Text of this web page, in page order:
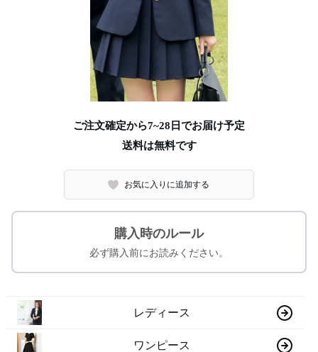
ご注文確定から7~28日でお届け予定
送料は無料です
お気に入りに追加する
購入時のルール
必ず購入前にお読みください。
レディース
ワンピース